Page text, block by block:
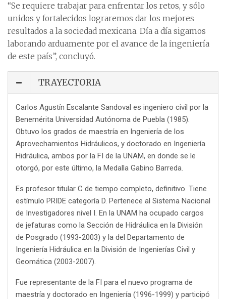
“Se requiere trabajar para enfrentar los retos, y sólo
unidos y fortalecidos lograremos dar los mejores
resultados a la sociedad mexicana. Día a día sigamos
laborando arduamente por el avance de la ingeniería
de este país”, concluyó.
TRAYECTORIA
Carlos Agustín Escalante Sandoval es ingeniero civil por la
Benemérita Universidad Autónoma de Puebla (1985).
Obtuvo los grados de maestría en Ingeniería de los
Aprovechamientos Hidráulicos, y doctorado en Ingeniería
Hidráulica, ambos por la FI de la UNAM, en donde se le
otorgó, por este último, la Medalla Gabino Barreda.
Es profesor titular C de tiempo completo, definitivo. Tiene
estímulo PRIDE categoría D. Pertenece al Sistema Nacional
de Investigadores nivel I. En la UNAM ha ocupado cargos
de jefaturas como la Sección de Hidráulica en la División
de Posgrado (1993-2003) y la del Departamento de
Ingeniería Hidráulica en la División de Ingenierías Civil y
Geomática (2003-2007).
Fue representante de la FI para el nuevo programa de
maestría y doctorado en Ingeniería (1996-1999) y participó